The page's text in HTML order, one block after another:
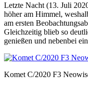
Letzte Nacht (13. Juli
höher am Himmel,
am ersten
Gleichzeitig blieb so
genießen und nebenbei
Komet C/2020 F3